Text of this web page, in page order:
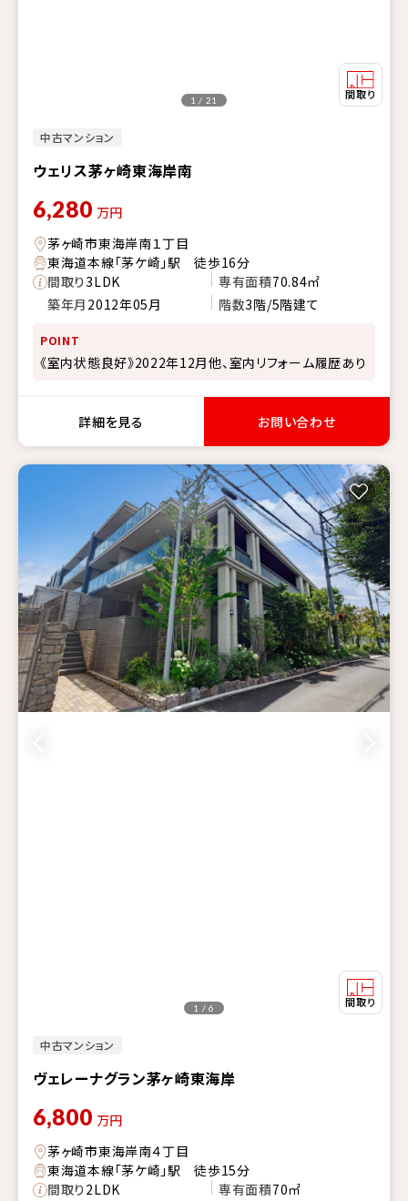
中古マンション
ウェリス茅ヶ崎東海岸南
1 / 21
6,280 万円
茅ヶ崎市東海岸南１丁目
東海道本線「茅ケ崎」駅 徒歩16分
間取り3LDK 専有面積70.84㎡
築年月 2012年05月 階数3階/5階建て
POINT
《室内状態良好》2022年12月他、室内リフォーム履歴あり
詳細を見る お問い合わせ
中古マンション
ヴェレーナグラン茅ヶ崎東海岸
1 / 6
6,800 万円
茅ヶ崎市東海岸南４丁目
東海道本線「茅ケ崎」駅 徒歩15分
間取り2LDK 専有面積70㎡